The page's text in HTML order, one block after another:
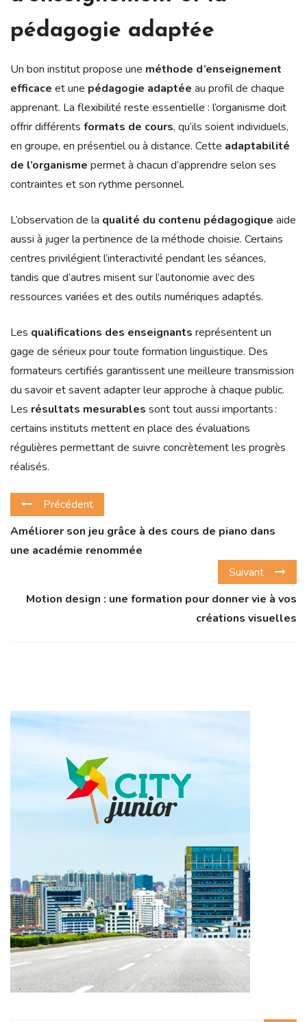
pédagogie adaptée
Un bon institut propose une méthode d’enseignement
efficace et une pédagogie adaptée au profil de chaque
apprenant. La flexibilité reste essentielle : l’organisme doit
offrir différents formats de cours, qu’ils soient individuels,
en groupe, en présentiel ou à distance. Cette adaptabilité
de l’organisme permet à chacun d’apprendre selon ses
contraintes et son rythme personnel.
L’observation de la qualité du contenu pédagogique aide
aussi à juger la pertinence de la méthode choisie. Certains
centres privilégient l’interactivité pendant les séances,
tandis que d’autres misent sur l’autonomie avec des
ressources variées et des outils numériques adaptés.
Les qualifications des enseignants représentent un
gage de sérieux pour toute formation linguistique. Des
formateurs certifiés garantissent une meilleure transmission
du savoir et savent adapter leur approche à chaque public.
Les résultats mesurables sont tout aussi importants :
certains instituts mettent en place des évaluations
régulières permettant de suivre concrètement les progrès
réalisés.
Précédent
Améliorer son jeu grâce à des cours de piano dans
une académie renommée
Suivant
Motion design : une formation pour donner vie à vos
créations visuelles